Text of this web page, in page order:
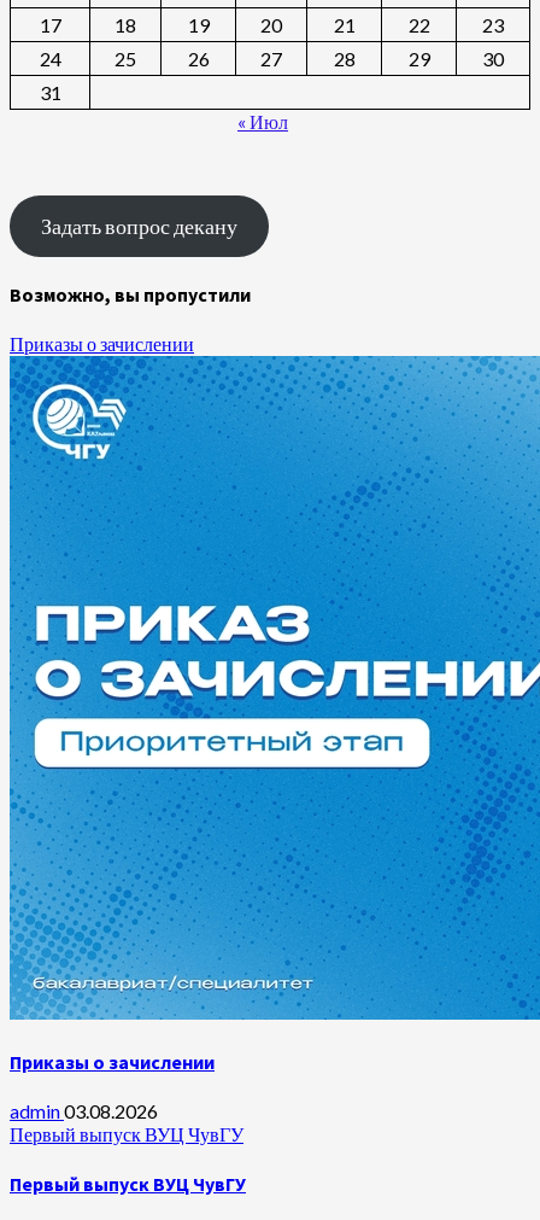
17
18 19 20 21 22
23
24
25 26 27 28 29
30
31
« Июл
Задать вопрос декану
Возможно, вы пропустили
Приказы о зачислении
Приказы о зачислении
admin03.08.2026
Первый выпуск ВУЦ ЧувГУ
Первый выпуск ВУЦ ЧувГУ